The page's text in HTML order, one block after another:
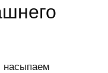
насыпаем